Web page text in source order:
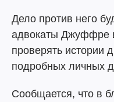
Дело против него
адвокаты Джуффре
проверять истории
подробных личных
Сообщается, что в